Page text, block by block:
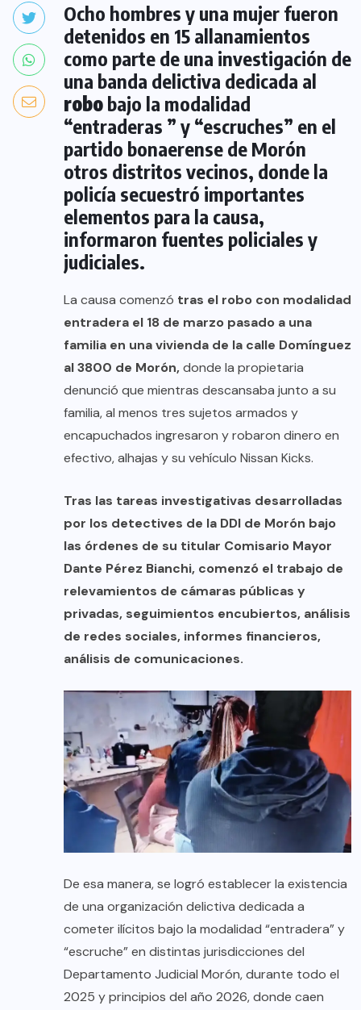
Ocho hombres y una mujer fueron
detenidos en 15 allanamientos
como parte de una investigación de
una banda delictiva dedicada al
robo bajo la modalidad
“entraderas ” y “escruches” en el
partido bonaerense de Morón
otros distritos vecinos, donde la
policía secuestró importantes
elementos para la causa,
informaron fuentes policiales y
judiciales.
La causa comenzó tras el robo con modalidad
entradera el 18 de marzo pasado a una
familia en una vivienda de la calle Domínguez
al 3800 de Morón,donde la propietaria
denunció que mientras descansaba junto a su
familia, al menos tres sujetos armados y
encapuchados ingresaron y robaron dinero en
efectivo, alhajas y su vehículo Nissan Kicks.
Tras las tareas investigativas desarrolladas
por los detectives de la DDI de Morón bajo
las órdenes de su titular Comisario Mayor
Dante Pérez Bianchi, comenzó el trabajo de
relevamientos de cámaras públicas y
privadas, seguimientos encubiertos, análisis
de redes sociales, informes financieros,
análisis de comunicaciones.
De esa manera, se logró establecer la existencia
de una organización delictiva dedicada a
cometer ilícitos bajo la modalidad “entradera” y
“escruche” en distintas jurisdicciones del
Departamento Judicial Morón, durante todo el
2025 y principios del año 2026, donde caen